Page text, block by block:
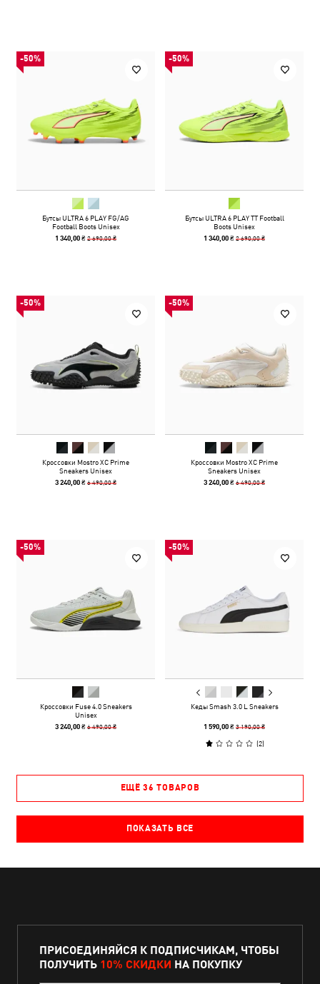
-50%
Бутсы ULTRA 6 PLAY FG/AG
Football Boots Unisex
1 340,00 ₴2 690,00 ₴
-50%
Бутсы ULTRA 6 PLAY TT Football
Boots Unisex
1 340,00 ₴2 690,00 ₴
-50%
Кроссовки Mostro XC Prime
Sneakers Unisex
3 240,00 ₴6 490,00 ₴
-50%
Кроссовки Mostro XC Prime
Sneakers Unisex
3 240,00 ₴6 490,00 ₴
-50%
Кроссовки Fuse 4.0 Sneakers
Unisex
3 240,00 ₴6 490,00 ₴
-50%
Кеды Smash 3.0 L Sneakers
1 590,00 ₴3 190,00 ₴
(2)
ЕЩЁ 36 ТОВАРОВ
ПОКАЗАТЬ ВСЕ
ПРИСОЕДИНЯЙСЯ К ПОДПИСЧИКАМ, ЧТОБЫ
ПОЛУЧИТЬ 10% СКИДКИ НА ПОКУПКУ